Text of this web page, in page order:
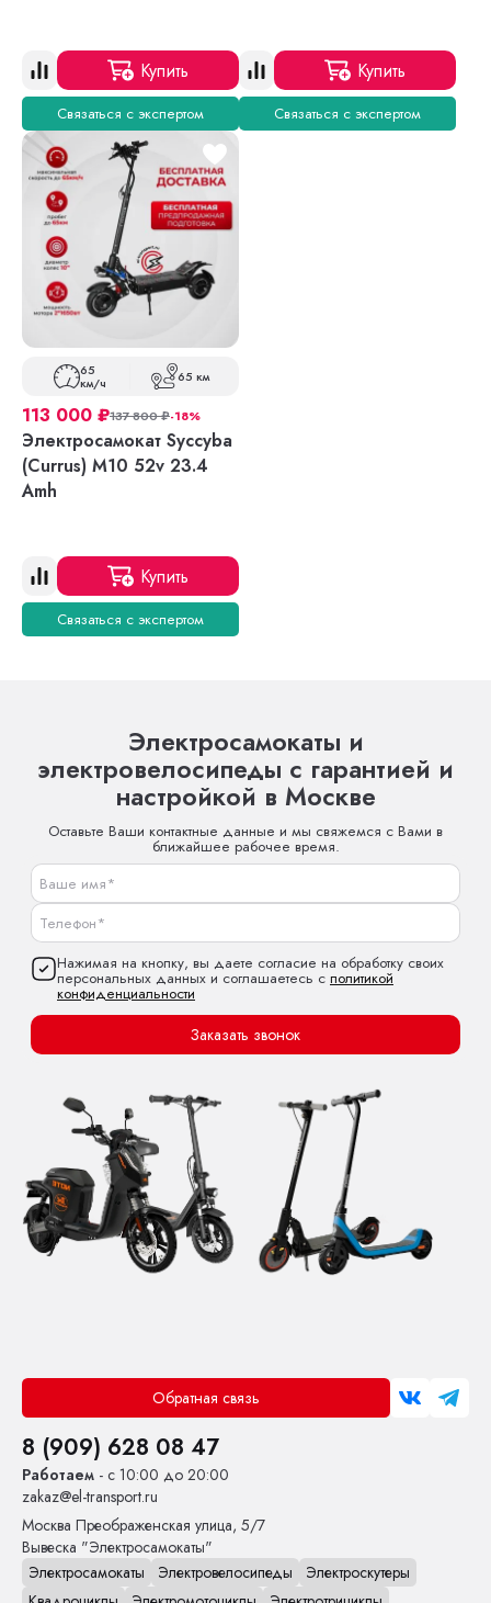
Купить
Связаться с экспертом
Купить
Связаться с экспертом
65
км/ч 65 км
113 000 ₽137 800₽-18%
Электросамокат Syccyba
(Currus) M10 52v 23.4
Amh
Купить
Связаться с экспертом
Электросамокаты и
электровелосипеды с гарантией и
настройкой в Москве
Оставьте Ваши контактные данные и мы свяжемся с Вами в
ближайшее рабочее время.
Нажимая на кнопку, вы даете согласие на обработку своих
персональных данных и соглашаетесь с политикой
конфиденциальности
Заказать звонок
Обратная связь
8 (909) 628 08 47
Работаем - с 10:00 до 20:00
zakaz@el-transport.ru
Москва Преображенская улица, 5/7
Вывеска "Электросамокаты"
Электросамокаты
Электровелосипеды
Электроскутеры